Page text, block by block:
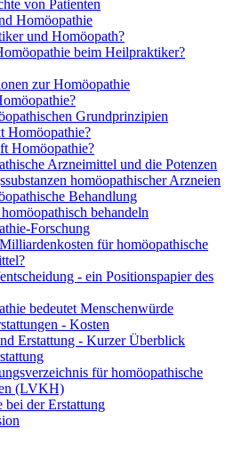
von Patienten
Homöopathie
und Homöopath?
beim Heilpraktiker?
zur Homöopathie
Grundprinzipien
Homöopathie?
Homöopathie?
Arzneimittel und die Potenzen
homöopathischer Arzneien
Behandlung
behandeln
Forschung
für homöopathische
- ein Positionspapier des
bedeutet Menschenwürde
- Kosten
Erstattung - Kurzer Überblick
für homöopathische
(LVKH)
bei der Erstattung